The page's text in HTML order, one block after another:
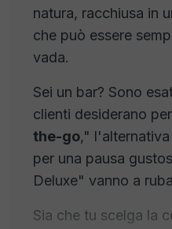
natura, racchiusa in
che può essere
vada.
Sei un bar? Sono
clienti desiderano
the-go,"
per una pausa
Deluxe" vanno a
Sia che tu scelga la